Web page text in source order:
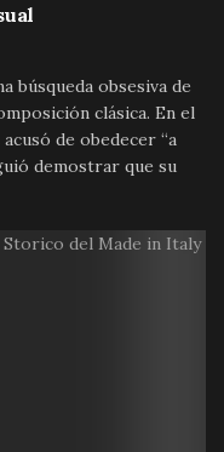
búsqueda obsesiva de
clásica. En el
de obedecer “a
demostrar que su